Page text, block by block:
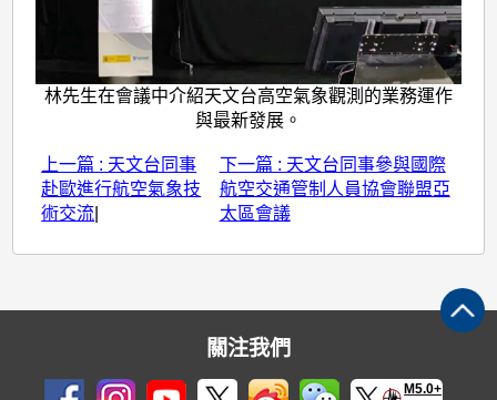
林先生在會議中介紹天文台高空氣象觀測的業務運作
與最新發展。
上一篇 : 天文台同事
赴歐進行航空氣象技
術交流
下一篇 : 天文台同事參與國際
航空交通管制人員協會聯盟亞
太區會議
關注我們
M5.0+